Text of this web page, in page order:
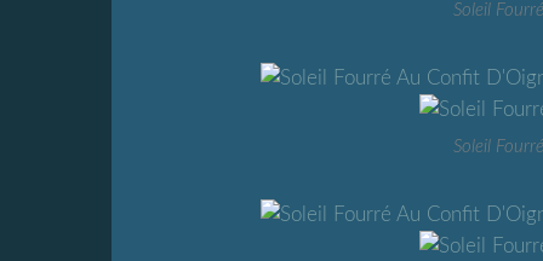
Soleil
Soleil